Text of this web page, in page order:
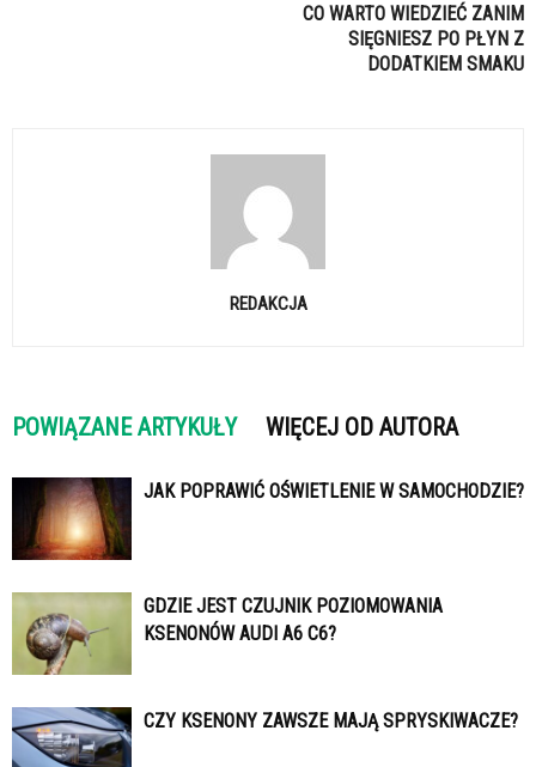
CO WARTO WIEDZIEĆ ZANIM
SIĘGNIESZ PO PŁYN Z
DODATKIEM SMAKU
REDAKCJA
POWIĄZANE ARTYKUŁY WIĘCEJ OD AUTORA
JAK POPRAWIĆ OŚWIETLENIE W SAMOCHODZIE?
GDZIE JEST CZUJNIK POZIOMOWANIA
KSENONÓW AUDI A6 C6?
CZY KSENONY ZAWSZE MAJĄ SPRYSKIWACZE?